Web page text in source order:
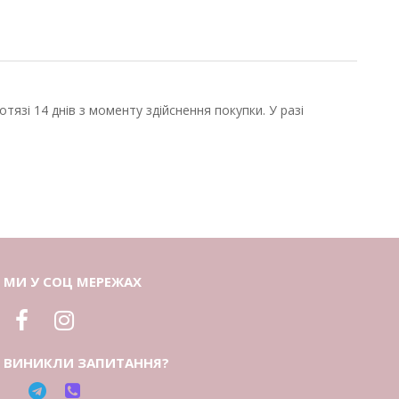
14 днів з моменту здійснення покупки. У разі
МИ У СОЦ МЕРЕЖАХ
ВИНИКЛИ ЗАПИТАННЯ?